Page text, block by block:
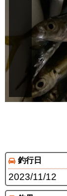
釣行日
2023/11/12